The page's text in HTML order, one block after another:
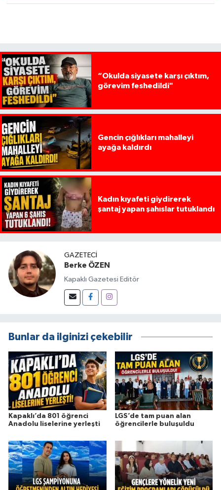
“Okulda siyasete karşı çıktım,
görevim feshedildi"
Gencin çığlıkları mahalleyi
ayağa kaldırdı
Kadın kıyafeti giydirerek
şantaj yapan şahıslar tutuklandı
GAZETECI
Berke ÖZEN
Kapaklı Gazetesi Editör
Bunlar da ilginizi çekebilir
Kapaklı’da 801 öğrenci
Anadolu liselerine yerleşti
LGS’de tam puan alan
öğrencilerle buluşuldu